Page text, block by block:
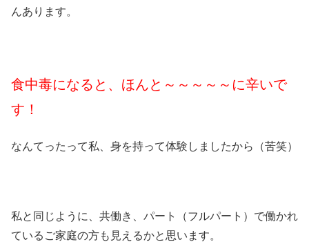
んあります。
食中毒になると、ほんと～～～～～に辛いで
す！
なんてったって私、身を持って体験しましたから（苦笑）
私と同じように、共働き、パート（フルパート）で働かれ
ているご家庭の方も見えるかと思います。